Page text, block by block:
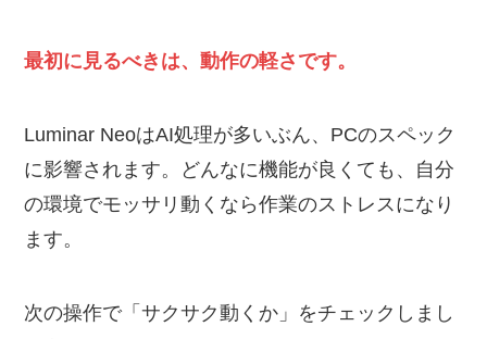
最初に見るべきは、動作の軽さです。
Luminar NeoはAI処理が多いぶん、PCのスペック
に影響されます。どんなに機能が良くても、自分
の環境でモッサリ動くなら作業のストレスになり
ます。
次の操作で「サクサク動くか」をチェックしまし